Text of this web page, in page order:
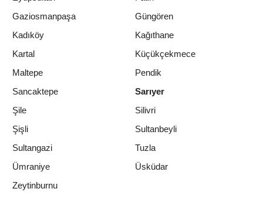
Birinci Sarıyer Kariyer Fuarı
Vatandaşlardan Yoğun İlgi Gördü